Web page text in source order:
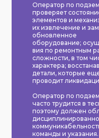
Оператор по
проверяет
элементов и
их извлечение и
обновленное
оборудование;
вия по ремонтным
сложности, в том
характера;
детали, которые
проводит
Оператор по
часто трудится в
поэтому должен
команды и указания.